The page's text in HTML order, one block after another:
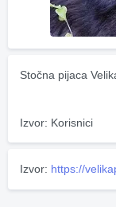
Stočna pijaca
Izvor: Korisnici
Izvor: https://